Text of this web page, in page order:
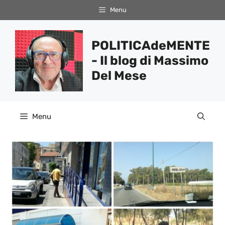
al
contenuto
Menu
POLITICAdeMENTE
- Il blog di Massimo
Del Mese
Menu